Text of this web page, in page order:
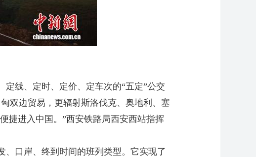
线、定时、定价、定车次的“五定”公交
双边贸易，更辐射斯洛伐克、奥地利、塞
捷进入中国。”西安铁路局西安西站指挥
口岸、终到时间的班列类型。它实现了